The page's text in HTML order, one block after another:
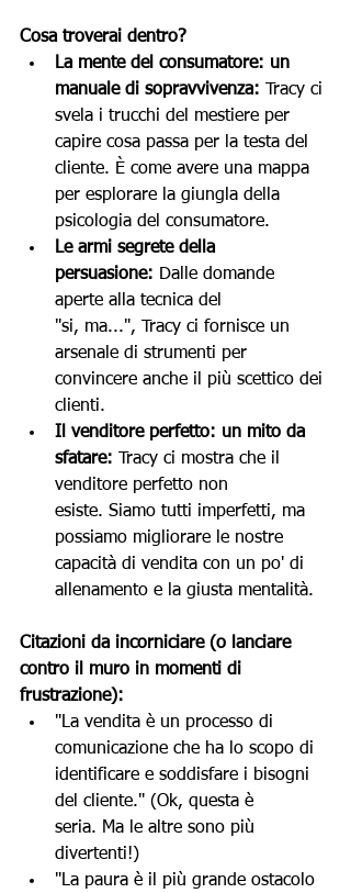
Cosa troverai dentro?
La mente del consumatore: un
manuale di sopravvivenza: Tracy ci
svela i trucchi del mestiere per
capire cosa passa per la testa del
cliente. È come avere una mappa
per esplorare la giungla della
psicologia del consumatore.
Le armi segrete della
persuasione: Dalle domande
aperte alla tecnica del
"si, ma...", Tracy ci fornisce un
arsenale di strumenti per
convincere anche il più scettico dei
clienti.
Il venditore perfetto: un mito da
sfatare: Tracy ci mostra che il
venditore perfetto non
esiste. Siamo tutti imperfetti, ma
possiamo migliorare le nostre
capacità di vendita con un po' di
allenamento e la giusta mentalità.
Citazioni da incorniciare (o lanciare
contro il muro in momenti di
frustrazione):
"La vendita è un processo di
comunicazione che ha lo scopo di
identificare e soddisfare i bisogni
del cliente." (Ok, questa è
seria. Ma le altre sono più
divertenti!)
"La paura è il più grande ostacolo